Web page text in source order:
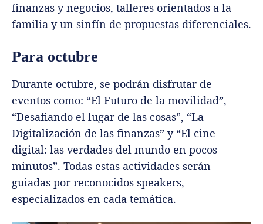
finanzas y negocios, talleres orientados a la
familia y un sinfín de propuestas diferenciales.
Para octubre
Durante octubre, se podrán disfrutar de
eventos como: “El Futuro de la movilidad”,
“Desafiando el lugar de las cosas”, “La
Digitalización de las finanzas” y “El cine
digital: las verdades del mundo en pocos
minutos”. Todas estas actividades serán
guiadas por reconocidos speakers,
especializados en cada temática.